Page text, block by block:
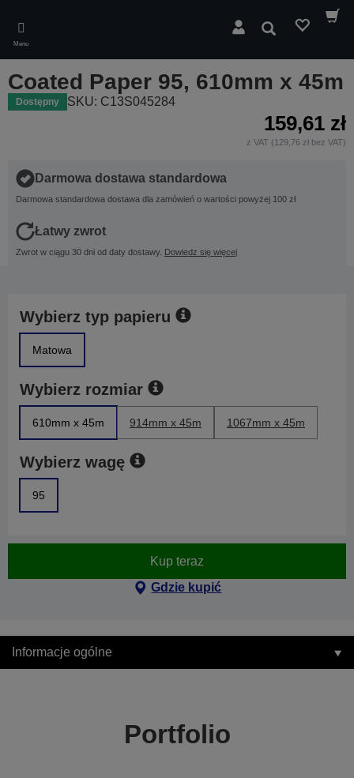
main
content
Menu
Wyszukaj
Coated Paper 95, 610mm x 45m
Dostępny SKU: C13S045284
159,61 zł
z VAT (129,76 zł bez VAT)
Darmowa dostawa standardowa
Darmowa standardowa dostawa dla zamówień o wartości powyżej 100 zł
Łatwy zwrot
Zwrot w ciągu 30 dni od daty dostawy. Dowiedz się więcej
Wybierz typ papieru
Matowa
Wybierz rozmiar
610mm x 45m 914mm x 45m 1067mm x 45m
Wybierz wagę
95
Kup teraz
Gdzie kupić
Informacje ogólne
Portfolio